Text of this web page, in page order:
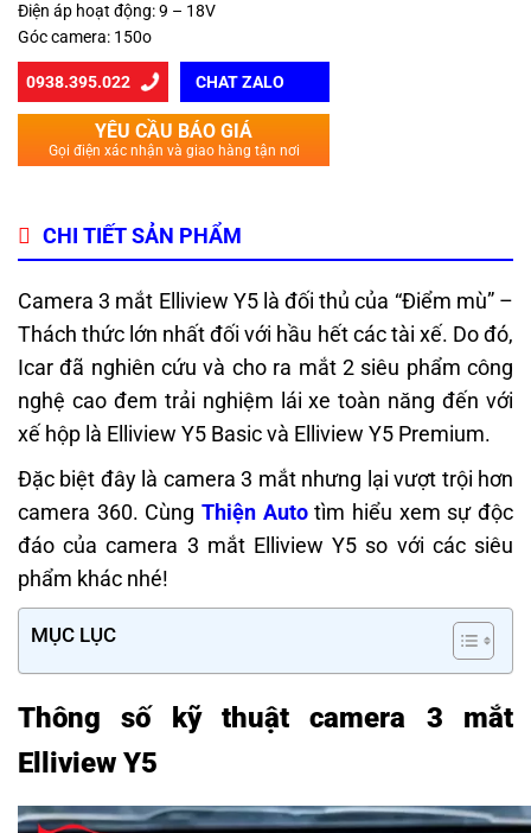
Điện áp hoạt động: 9 – 18V
Góc camera: 150o
0938.395.022 CHAT ZALO
YÊU CẦU BÁO GIÁ
Gọi điện xác nhận và giao hàng tận nơi
CHI TIẾT SẢN PHẨM
Camera 3 mắt Elliview Y5 là đối thủ của “Điểm mù” –
Thách thức lớn nhất đối với hầu hết các tài xế. Do đó,
Icar đã nghiên cứu và cho ra mắt 2 siêu phẩm công
nghệ cao đem trải nghiệm lái xe toàn năng đến với
xế hộp là Elliview Y5 Basic và Elliview Y5 Premium.
Đặc biệt đây là camera 3 mắt nhưng lại vượt trội hơn
camera 360. Cùng Thiện Autotìm hiểu xem sự độc
đáo của camera 3 mắt Elliview Y5 so với các siêu
phẩm khác nhé!
MỤC LỤC
Thông số kỹ thuật camera 3 mắt
Elliview Y5